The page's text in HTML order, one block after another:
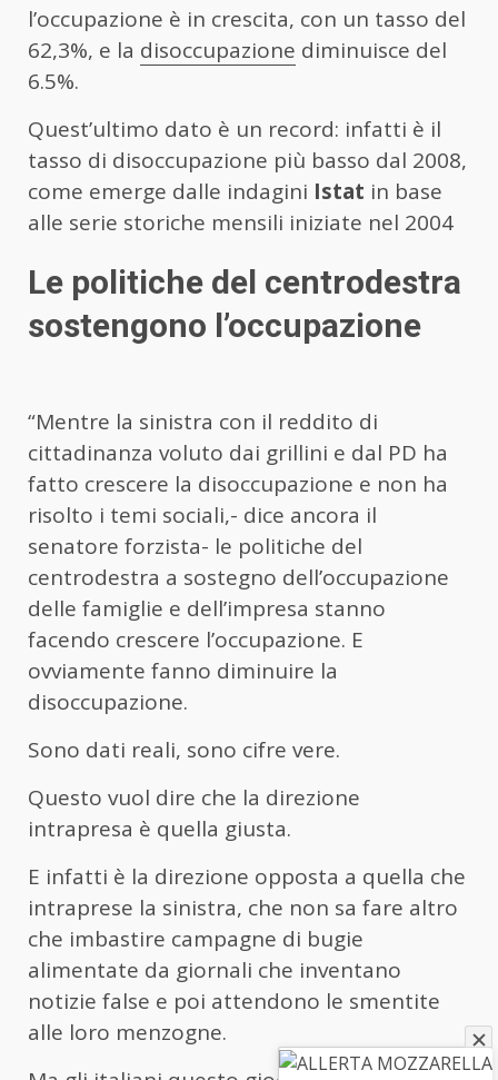
l’occupazione è in crescita, con un tasso del
62,3%, e la disoccupazione diminuisce del
6.5%.
Quest’ultimo dato è un record: infatti è il
tasso di disoccupazione più basso dal 2008,
come emerge dalle indagini Istat in base
alle serie storiche mensili iniziate nel 2004
Le politiche del centrodestra
sostengono l’occupazione
“Mentre la sinistra con il reddito di
cittadinanza voluto dai grillini e dal PD ha
fatto crescere la disoccupazione e non ha
risolto i temi sociali,- dice ancora il
senatore forzista- le politiche del
centrodestra a sostegno dell’occupazione
delle famiglie e dell’impresa stanno
facendo crescere l’occupazione. E
ovviamente fanno diminuire la
disoccupazione.
Sono dati reali, sono cifre vere.
Questo vuol dire che la direzione
intrapresa è quella giusta.
E infatti è la direzione opposta a quella che
intraprese la sinistra, che non sa fare altro
che imbastire campagne di bugie
alimentate da giornali che inventano
notizie false e poi attendono le smentite
alle loro menzogne.